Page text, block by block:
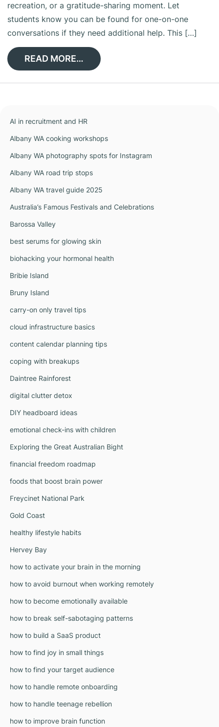
recreation, or a gratitude-sharing moment. Let
students know you can be found for one-on-one
conversations if they need additional help. This […]
READ MORE…
AI in recruitment and HR
Albany WA cooking workshops
Albany WA photography spots for Instagram
Albany WA road trip stops
Albany WA travel guide 2025
Australia’s Famous Festivals and Celebrations
Barossa Valley
best serums for glowing skin
biohacking your hormonal health
Bribie Island
Bruny Island
carry-on only travel tips
cloud infrastructure basics
content calendar planning tips
coping with breakups
Daintree Rainforest
digital clutter detox
DIY headboard ideas
emotional check-ins with children
Exploring the Great Australian Bight
financial freedom roadmap
foods that boost brain power
Freycinet National Park
Gold Coast
healthy lifestyle habits
Hervey Bay
how to activate your brain in the morning
how to avoid burnout when working remotely
how to become emotionally available
how to break self-sabotaging patterns
how to build a SaaS product
how to find joy in small things
how to find your target audience
how to handle remote onboarding
how to handle teenage rebellion
how to improve brain function